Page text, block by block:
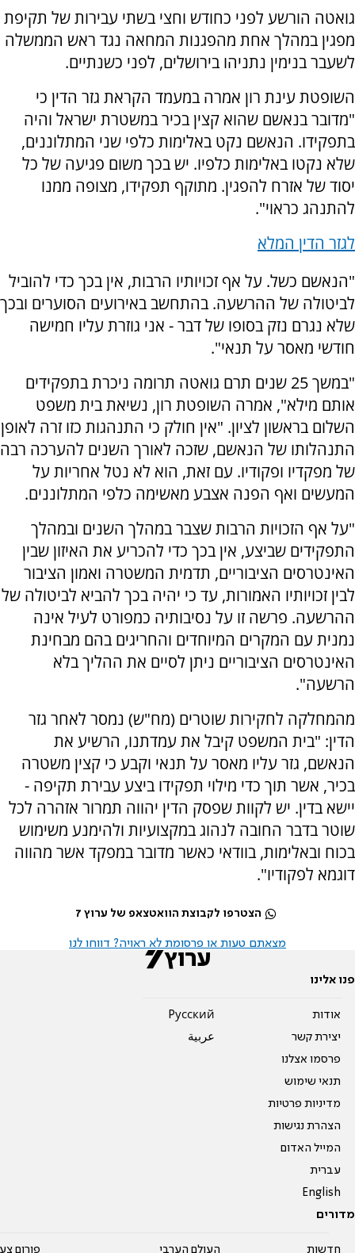
גואטה הורשע לפני כחודש וחצי בשתי עבירות של תקיפת
מפגין במהלך אחת מהפגנות המחאה נגד ראש הממשלה
לשעבר בנימין נתניהו בירושלים, לפני כשנתיים.
השופטת עינת רון אמרה במעמד הקראת גזר הדין כי
"מדובר בנאשם שהוא קצין בכיר במשטרת ישראל והיה
בתפקידו. הנאשם נקט באלימות כלפי שני המתלוננים,
שלא נקטו באלימות כלפיו. יש בכך משום פגיעה של כל
יסוד של אזרח להפגין. מתוקף תפקידו, מצופה ממנו
להתנהג כראוי".
לגזר הדין המלא
"הנאשם כשל. על אף זכויותיו הרבות, אין בכך כדי להוביל
לביטולה של ההרשעה. בהתחשב באירועים הסוערים ובכך
שלא נגרם נזק בסופו של דבר - אני גוזרת עליו חמישה
חודשי מאסר על תנאי".
"במשך 25 שנים תרם גואטה תרומה ניכרת בתפקידים
אותם מילא", אמרה השופטת רון, נשיאת בית משפט
השלום בראשון לציון. "אין חולק כי התנהגות כזו זרה לאופן
התנהלותו של הנאשם, שזכה לאורך השנים להערכה רבה
של מפקדיו ופקודיו. עם זאת, הוא לא נטל אחריות על
המעשים ואף הפנה אצבע מאשימה כלפי המתלוננים.
"על אף הזכויות הרבות שצבר במהלך השנים ובמהלך
התפקידים שביצע, אין בכך כדי להכריע את האיזון שבין
האינטרסים הציבוריים, תדמית המשטרה ואמון הציבור
לבין זכויותיו האמורות, עד כי יהיה בכך להביא לביטולה של
ההרשעה. פרשה זו על נסיבותיה כמפורט לעיל אינה
נמנית עם המקרים המיוחדים והחריגים בהם מבחינת
האינטרסים הציבוריים ניתן לסיים את ההליך בלא
הרשעה".
מהמחלקה לחקירות שוטרים (מח"ש) נמסר לאחר גזר
הדין: "בית המשפט קיבל את עמדתנו, הרשיע את
הנאשם, גזר עליו מאסר על תנאי וקבע כי קצין משטרה
בכיר, אשר תוך כדי מילוי תפקידו ביצע עבירת תקיפה -
יישא בדין. יש לקוות שפסק הדין יהווה תמרור אזהרה לכל
שוטר בדבר החובה לנהוג במקצועיות ולהימנע משימוש
בכוח ובאלימות, בוודאי כאשר מדובר במפקד אשר מהווה
דוגמא לפקודיו".
הצטרפו לקבוצת הוואטצאפ של ערוץ 7
מצאתם טעות או פרסומת לא ראויה? דווחו לנו
פנו אלינו
אודות
יצירת קשר
פרסמו אצלנו
תנאי שימוש
מדיניות פרטיות
הצהרת נגישות
המייל האדום
עברית
English
Pусский
عربية
מדורים
חדשות העולם הערבי פורום